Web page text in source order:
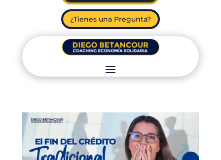
¿Tienes una Pregunta?